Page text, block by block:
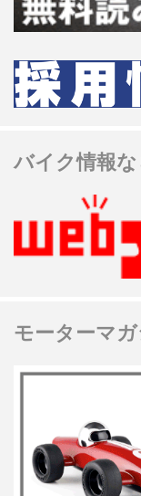
バイク情報な
モーターマ